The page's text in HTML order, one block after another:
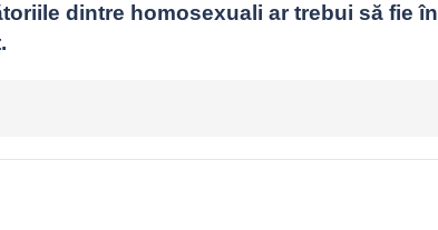
dintre homosexuali ar trebui să fie